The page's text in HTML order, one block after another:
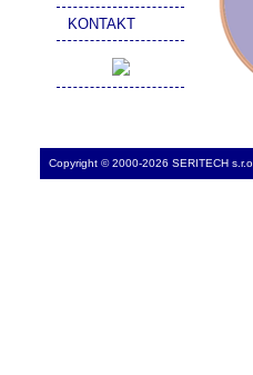
KONTAKT
Copyright © 2000-2026 SERITECH